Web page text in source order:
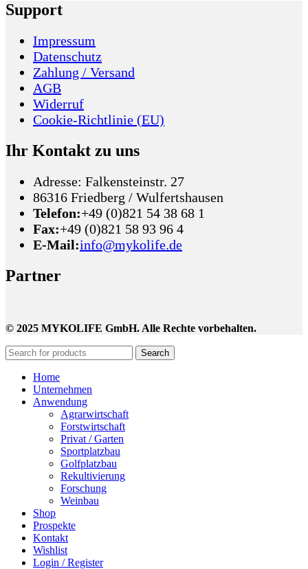
Support
Impressum
Datenschutz
Zahlung / Versand
AGB
Widerruf
Cookie-Richtlinie (EU)
Ihr Kontakt zu uns
Adresse: Falkensteinstr. 27
86316 Friedberg / Wulfertshausen
Telefon:+49 (0)821 54 38 68 1
Fax:+49 (0)821 58 93 96 4
E-Mail:info@mykolife.de
Partner
© 2025 MYKOLIFE GmbH. Alle Rechte vorbehalten.
Search
Home
Unternehmen
Anwendung
Agrarwirtschaft
Forstwirtschaft
Privat / Garten
Sportplatzbau
Golfplatzbau
Rekultivierung
Forschung
Weinbau
Shop
Prospekte
Kontakt
Wishlist
Login / Register